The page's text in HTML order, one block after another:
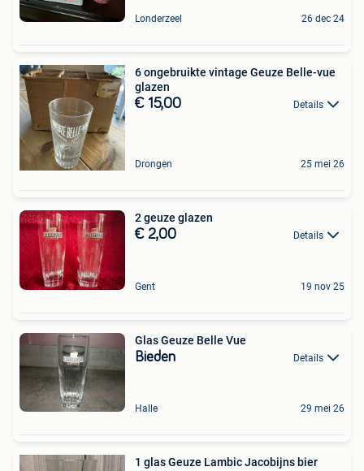
Londerzeel 26 dec 24
6 ongebruikte vintage Geuze Belle-vue
glazen
€ 15,00 Details
Drongen 25 mei 26
2 geuze glazen
€ 2,00 Details
Gent 19 nov 25
Glas Geuze Belle Vue
Bieden Details
Halle 29 mei 26
1 glas Geuze Lambic Jacobijns bier